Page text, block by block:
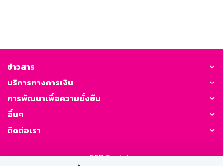
ข่าวสาร
บริการทางการเงิน
การพัฒนาเพื่อความยั่งยืน
อื่นๆ
ติดต่อเรา
GSB Society: